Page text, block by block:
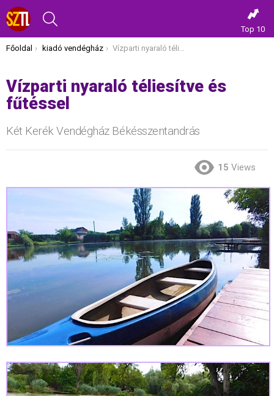
Top 10
Itt vagy most:
Főoldal kiadó vendégház Vízparti nyaraló téliesítve és fűtéssel
Vízparti nyaraló téliesítve és
fűtéssel
Két Kerék Vendégház Békésszentandrás
15 Views